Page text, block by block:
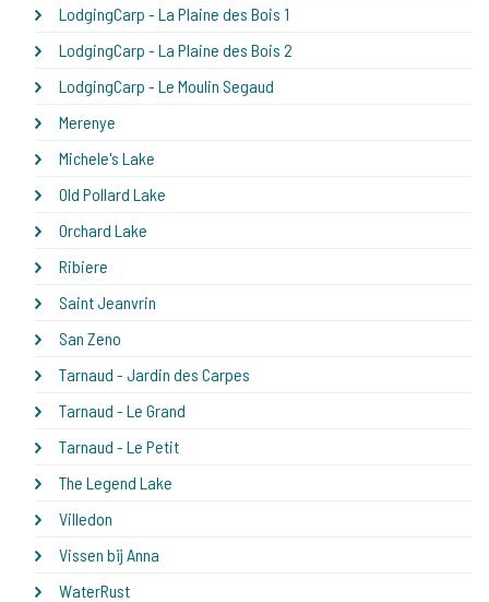
LodgingCarp - La Plaine des Bois 1
LodgingCarp - La Plaine des Bois 2
LodgingCarp - Le Moulin Segaud
Merenye
Michele's Lake
Old Pollard Lake
Orchard Lake
Ribiere
Saint Jeanvrin
San Zeno
Tarnaud - Jardin des Carpes
Tarnaud - Le Grand
Tarnaud - Le Petit
The Legend Lake
Villedon
Vissen bij Anna
WaterRust